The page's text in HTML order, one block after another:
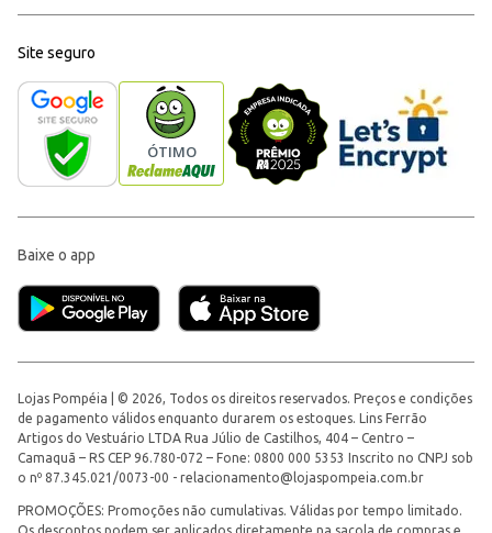
Site seguro
Baixe o app
Lojas Pompéia | © 2026, Todos os direitos reservados. Preços e condições
de pagamento válidos enquanto durarem os estoques. Lins Ferrão
Artigos do Vestuário LTDA Rua Júlio de Castilhos, 404 – Centro –
Camaquã – RS CEP 96.780-072 – Fone: 0800 000 5353 Inscrito no CNPJ sob
o nº 87.345.021/0073-00 - relacionamento@lojaspompeia.com.br
PROMOÇÕES: Promoções não cumulativas. Válidas por tempo limitado.